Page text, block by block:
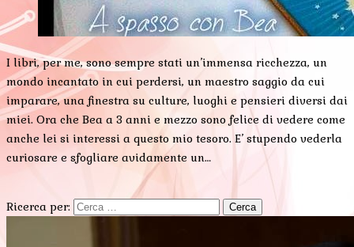
I libri, per me, sono sempre stati un’immensa ricchezza, un
mondo incantato in cui perdersi, un maestro saggio da cui
imparare, una finestra su culture, luoghi e pensieri diversi dai
miei. Ora che Bea a 3 anni e mezzo sono felice di vedere come
anche lei si interessi a questo mio tesoro. E’ stupendo vederla
curiosare e sfogliare avidamente un…
Ricerca per: